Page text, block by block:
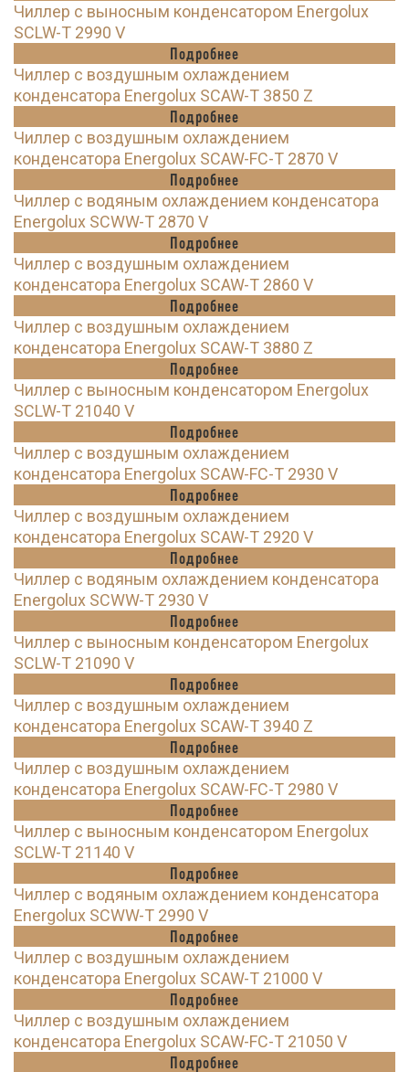
Чиллер с выносным конденсатором Energolux
SCLW-T 2990 V
Подробнее
Чиллер с воздушным охлаждением
конденсатора Energolux SCAW-T 3850 Z
Подробнее
Чиллер с воздушным охлаждением
конденсатора Energolux SCAW-FC-T 2870 V
Подробнее
Чиллер с водяным охлаждением конденсатора
Energolux SCWW-T 2870 V
Подробнее
Чиллер с воздушным охлаждением
конденсатора Energolux SCAW-T 2860 V
Подробнее
Чиллер с воздушным охлаждением
конденсатора Energolux SCAW-T 3880 Z
Подробнее
Чиллер с выносным конденсатором Energolux
SCLW-T 21040 V
Подробнее
Чиллер с воздушным охлаждением
конденсатора Energolux SCAW-FC-T 2930 V
Подробнее
Чиллер с воздушным охлаждением
конденсатора Energolux SCAW-T 2920 V
Подробнее
Чиллер с водяным охлаждением конденсатора
Energolux SCWW-T 2930 V
Подробнее
Чиллер с выносным конденсатором Energolux
SCLW-T 21090 V
Подробнее
Чиллер с воздушным охлаждением
конденсатора Energolux SCAW-T 3940 Z
Подробнее
Чиллер с воздушным охлаждением
конденсатора Energolux SCAW-FC-T 2980 V
Подробнее
Чиллер с выносным конденсатором Energolux
SCLW-T 21140 V
Подробнее
Чиллер с водяным охлаждением конденсатора
Energolux SCWW-T 2990 V
Подробнее
Чиллер с воздушным охлаждением
конденсатора Energolux SCAW-T 21000 V
Подробнее
Чиллер с воздушным охлаждением
конденсатора Energolux SCAW-FC-T 21050 V
Подробнее